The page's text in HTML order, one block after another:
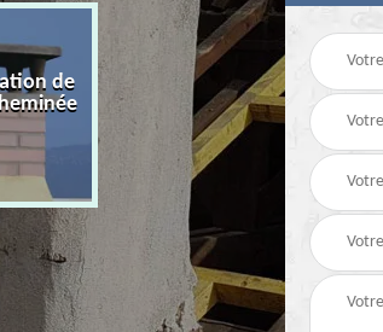
de
Tubage de cheminée
14